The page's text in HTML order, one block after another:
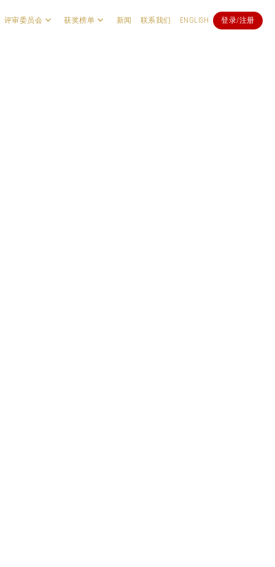
评审委员会 获奖榜单 新闻 联系我们 ENGLISH 登录/注册